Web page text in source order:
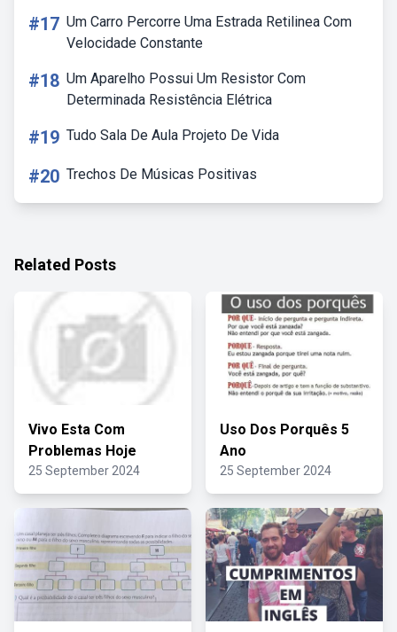
#17 Um Carro Percorre Uma Estrada Retilinea Com
Velocidade Constante
#18 Um Aparelho Possui Um Resistor Com
Determinada Resistência Elétrica
#19 Tudo Sala De Aula Projeto De Vida
#20 Trechos De Músicas Positivas
Related Posts
Vivo Esta Com
Problemas Hoje
25 September 2024
Uso Dos Porquês 5
Ano
25 September 2024